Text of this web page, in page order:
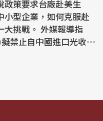
政策要求台廠赴美生
小型企業，如何克服赴
外媒報導指
禁止自中國進口光收發